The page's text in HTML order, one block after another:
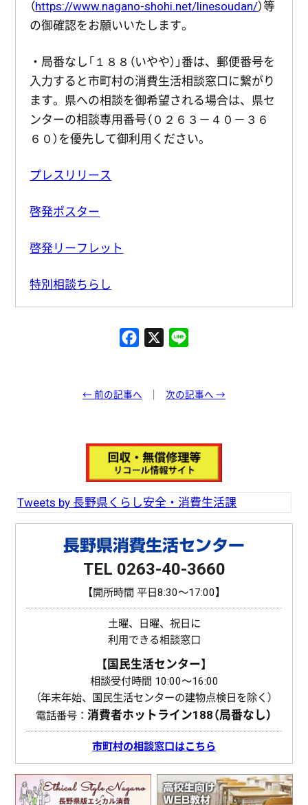
（https://www.nagano-shohi.net/linesoudan/）等
の御確認をお願いいたします。
・局番なし「１８８（いやや）」番は、郵便番号を
入力すると市町村の消費生活相談窓口に繋がり
ます。県への相談を御希望される場合は、県セ
ンターの相談専用番号（０２６３－４０－３６
６０）を優先して御利用ください。
プレスリリース
啓発ポスター
啓発リーフレット
特別相談ちらし
e
o
k
e
← 前の記事へ 次の記事へ →
Tweets by 長野県くらし安全・消費生活課
長野県消費生活センター
TEL 0263-40-3660
【開所時間 平日8:30〜17:00】
土曜、日曜、祝日に
利用できる相談窓口
【国民生活センター】
相談受付時間 10:00〜16:00
（年末年始、国民生活センターの建物点検日を除く）
電話番号： 消費者ホットライン188（局番なし）
市町村の相談窓口はこちら